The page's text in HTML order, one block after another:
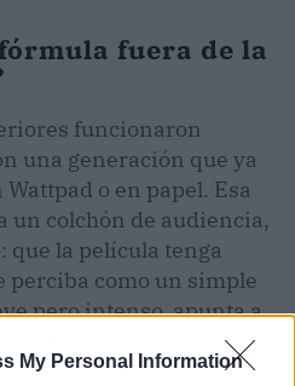
My Personal Information
fuera de la
funcionaron
una generación que ya
o en papel. Esa
un colchón de audiencia,
que la película tenga
perciba como un simple
pero intenso, apunta a
quiere jugar en la liga
no solo del